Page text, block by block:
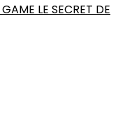
LE SECRET DE